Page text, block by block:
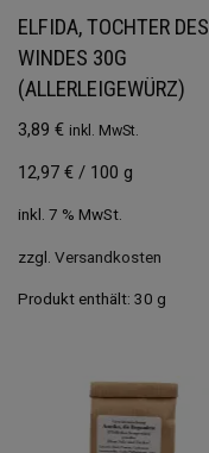
ELFIDA, TOCHTER DES
WINDES 30G
(ALLERLEIGEWÜRZ)
3,89 € inkl. MwSt.
12,97 € / 100 g
inkl. 7 % MwSt.
zzgl. Versandkosten
Produkt enthält: 30 g